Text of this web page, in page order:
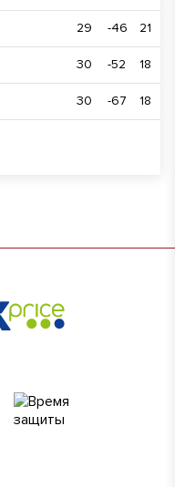
29 -46 21
30 -52 18
30 -67 18